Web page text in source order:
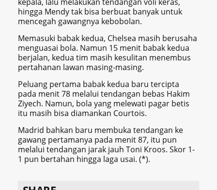
hingga Mendy tak bisa berbuat banyak untuk
mencegah gawangnya kebobolan.
Memasuki babak kedua, Chelsea masih berusaha
menguasai bola. Namun 15 menit babak kedua
berjalan, kedua tim masih kesulitan menembus
pertahanan lawan masing-masing.
Peluang pertama babak kedua baru tercipta
pada menit 78 melalui tendangan bebas Hakim
Ziyech. Namun, bola yang melewati pagar betis
itu masih bisa diamankan Courtois.
Madrid bahkan baru membuka tendangan ke
gawang pertamanya pada menit 87, itu pun
melalui tendangan jarak jauh Toni Kroos. Skor 1-
1 pun bertahan hingga laga usai. (*).